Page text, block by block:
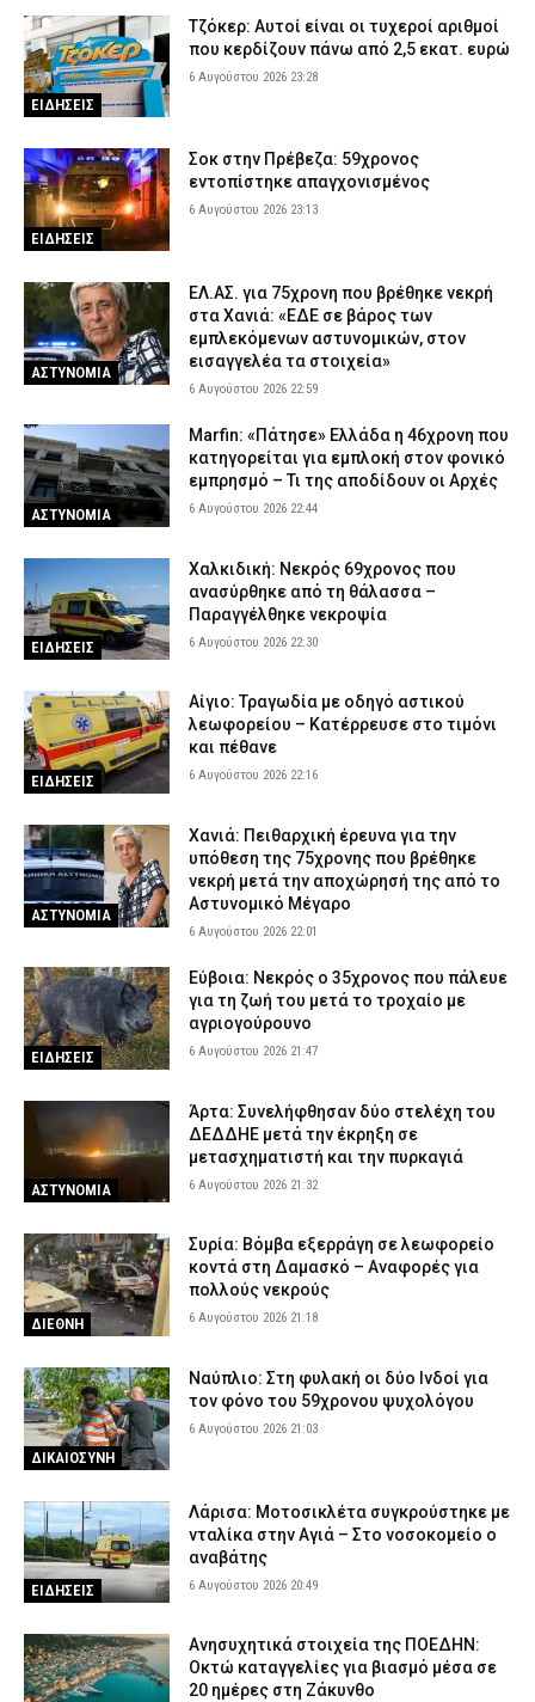
ΕΙΔΗΣΕΙΣ 6 Αυγούστου 2026 17:02
Χαλκιδική: Πυροσβέστες έσβησαν μέσα σε 15 λεπτά φωτιά στο
Πόρτο Καρράς
Meteo: Πότε αρχίζει η περίοδος των δασικών πυρκαγιών στην
Ελλάδα – Οι έξι πιο επικίνδυνες εβδομάδες του έτους
ΕΙΔΗΣΕΙΣ 6 Αυγούστου 2026 16:37
ΕΙΔΗΣΕΙΣ
Τζόκερ: Αυτοί είναι οι τυχεροί αριθμοί
που κερδίζουν πάνω από 2,5 εκατ. ευρώ
6 Αυγούστου 2026 23:28
ΕΙΔΗΣΕΙΣ
Σοκ στην Πρέβεζα: 59χρονος
εντοπίστηκε απαγχονισμένος
6 Αυγούστου 2026 23:13
ΑΣΤΥΝΟΜΙΑ
ΕΛ.ΑΣ. για 75χρονη που βρέθηκε νεκρή
στα Χανιά: «ΕΔΕ σε βάρος των
εμπλεκόμενων αστυνομικών, στον
εισαγγελέα τα στοιχεία»
6 Αυγούστου 2026 22:59
ΑΣΤΥΝΟΜΙΑ
Marfin: «Πάτησε» Ελλάδα η 46χρονη που
κατηγορείται για εμπλοκή στον φονικό
εμπρησμό – Τι της αποδίδουν οι Αρχές
6 Αυγούστου 2026 22:44
ΕΙΔΗΣΕΙΣ
Χαλκιδική: Νεκρός 69χρονος που
ανασύρθηκε από τη θάλασσα –
Παραγγέλθηκε νεκροψία
6 Αυγούστου 2026 22:30
ΕΙΔΗΣΕΙΣ
Αίγιο: Τραγωδία με οδηγό αστικού
λεωφορείου – Κατέρρευσε στο τιμόνι
και πέθανε
6 Αυγούστου 2026 22:16
ΑΣΤΥΝΟΜΙΑ
Χανιά: Πειθαρχική έρευνα για την
υπόθεση της 75χρονης που βρέθηκε
νεκρή μετά την αποχώρησή της από το
Αστυνομικό Μέγαρο
6 Αυγούστου 2026 22:01
ΕΙΔΗΣΕΙΣ
Εύβοια: Νεκρός ο 35χρονος που πάλευε
για τη ζωή του μετά το τροχαίο με
αγριογούρουνο
6 Αυγούστου 2026 21:47
ΑΣΤΥΝΟΜΙΑ
Άρτα: Συνελήφθησαν δύο στελέχη του
ΔΕΔΔΗΕ μετά την έκρηξη σε
μετασχηματιστή και την πυρκαγιά
6 Αυγούστου 2026 21:32
ΔΙΕΘΝΗ
Συρία: Βόμβα εξερράγη σε λεωφορείο
κοντά στη Δαμασκό – Αναφορές για
πολλούς νεκρούς
6 Αυγούστου 2026 21:18
ΔΙΚΑΙΟΣΥΝΗ
Ναύπλιο: Στη φυλακή οι δύο Ινδοί για
τον φόνο του 59χρονου ψυχολόγου
6 Αυγούστου 2026 21:03
ΕΙΔΗΣΕΙΣ
Λάρισα: Μοτοσικλέτα συγκρούστηκε με
νταλίκα στην Αγιά – Στο νοσοκομείο ο
αναβάτης
6 Αυγούστου 2026 20:49
Ανησυχητικά στοιχεία της ΠΟΕΔΗΝ:
Οκτώ καταγγελίες για βιασμό μέσα σε
20 ημέρες στη Ζάκυνθο